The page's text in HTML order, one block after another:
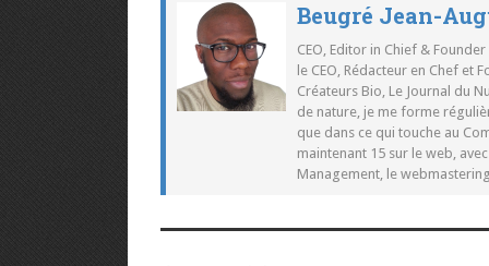
Beugré Jean-
CEO, Editor in Chief &
le CEO, Rédacteur en Chef et
Créateurs Bio, Le Journal du
de nature, je me forme
que dans ce qui touche au
maintenant 15 sur le web,
Management, le